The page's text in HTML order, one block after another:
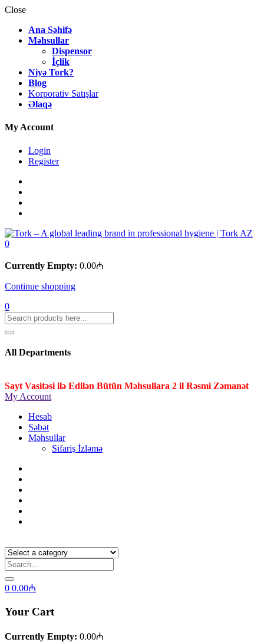
Close
Ana Səhifə
Məhsullar
Dispensor
İçlik
Niyə Tork?
Blog
Korporativ Satışlar
Əlaqə
My Account
Login
Register
0
Currently Empty: 0.00₼
Continue shopping
0
All Departments
Sayt Vasitəsi ilə Edilən Bütün Məhsullara 2 il Rəsmi Zəmanət
My Account
Hesab
Səbət
Məhsullar
Sifariş İzləmə
0 0.00₼
Your Cart
Currently Empty: 0.00₼